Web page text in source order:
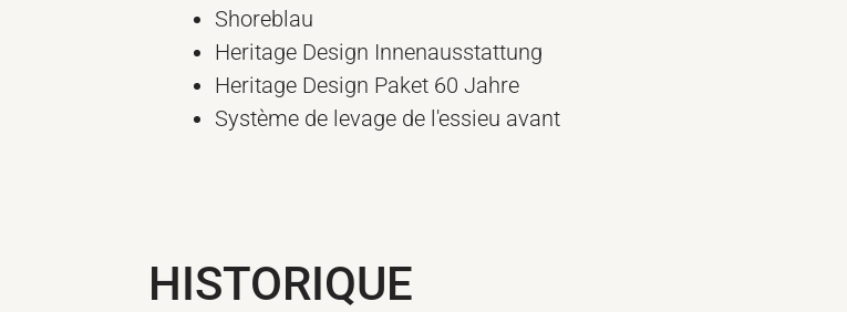
Shoreblau
Heritage Design Innenausstattung
Heritage Design Paket 60 Jahre
Système de levage de l'essieu avant
HISTORIQUE